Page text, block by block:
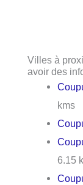
Villes à
avoir des
kms
6.15